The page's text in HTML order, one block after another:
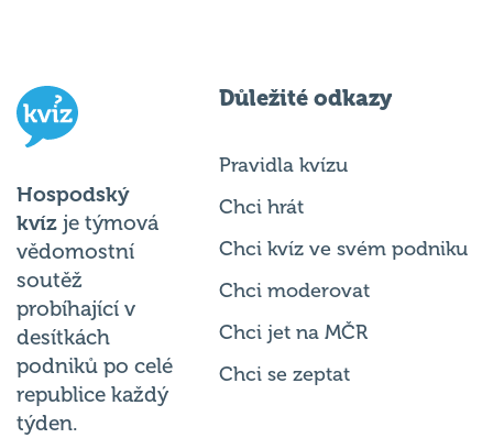
Hospodský
kvíz je týmová
vědomostní
soutěž
probíhající v
desítkách
podniků po celé
republice každý
týden.
Důležité odkazy
Pravidla kvízu
Chci hrát
Chci kvíz ve svém podniku
Chci moderovat
Chci jet na MČR
Chci se zeptat